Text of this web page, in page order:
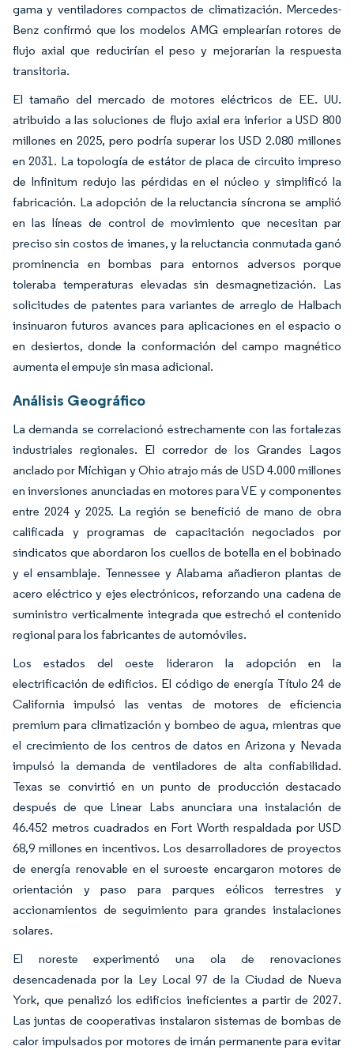
gama y ventiladores compactos de climatización. Mercedes-
Benz confirmó que los modelos AMG emplearían rotores de
flujo axial que reducirían el peso y mejorarían la respuesta
transitoria.
El tamaño del mercado de motores eléctricos de EE. UU.
atribuido a las soluciones de flujo axial era inferior a USD 800
millones en 2025, pero podría superar los USD 2.080 millones
en 2031. La topología de estátor de placa de circuito impreso
de Infinitum redujo las pérdidas en el núcleo y simplificó la
fabricación. La adopción de la reluctancia síncrona se amplió
en las líneas de control de movimiento que necesitan par
preciso sin costos de imanes, y la reluctancia conmutada ganó
prominencia en bombas para entornos adversos porque
toleraba temperaturas elevadas sin desmagnetización. Las
solicitudes de patentes para variantes de arreglo de Halbach
insinuaron futuros avances para aplicaciones en el espacio o
en desiertos, donde la conformación del campo magnético
aumenta el empuje sin masa adicional.
Análisis Geográfico
La demanda se correlacionó estrechamente con las fortalezas
industriales regionales. El corredor de los Grandes Lagos
anclado por Míchigan y Ohio atrajo más de USD 4.000 millones
en inversiones anunciadas en motores para VE y componentes
entre 2024 y 2025. La región se benefició de mano de obra
calificada y programas de capacitación negociados por
sindicatos que abordaron los cuellos de botella en el bobinado
y el ensamblaje. Tennessee y Alabama añadieron plantas de
acero eléctrico y ejes electrónicos, reforzando una cadena de
suministro verticalmente integrada que estrechó el contenido
regional para los fabricantes de automóviles.
Los estados del oeste lideraron la adopción en la
electrificación de edificios. El código de energía Título 24 de
California impulsó las ventas de motores de eficiencia
premium para climatización y bombeo de agua, mientras que
el crecimiento de los centros de datos en Arizona y Nevada
impulsó la demanda de ventiladores de alta confiabilidad.
Texas se convirtió en un punto de producción destacado
después de que Linear Labs anunciara una instalación de
46.452 metros cuadrados en Fort Worth respaldada por USD
68,9 millones en incentivos. Los desarrolladores de proyectos
de energía renovable en el suroeste encargaron motores de
orientación y paso para parques eólicos terrestres y
accionamientos de seguimiento para grandes instalaciones
solares.
El noreste experimentó una ola de renovaciones
desencadenada por la Ley Local 97 de la Ciudad de Nueva
York, que penalizó los edificios ineficientes a partir de 2027.
Las juntas de cooperativas instalaron sistemas de bombas de
calor impulsados por motores de imán permanente para evitar